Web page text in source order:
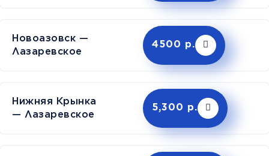
Новоазовск —
Лазаревское
4500 р.
Нижняя Крынка
— Лазаревское
5,300 р.